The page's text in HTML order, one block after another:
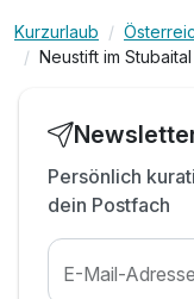
inkl. tägliche
inkl. Verleih
inkl. Nutzung
19:00)
inkl.
inkl. Nutzung
inkl.
Kurzurlaub
Neustift im Stubaital
Persönlich
dein Postfach
E-Mail-